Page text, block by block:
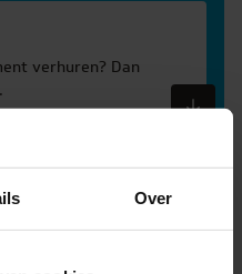
Over
verhuren? Dan
de hoogte te